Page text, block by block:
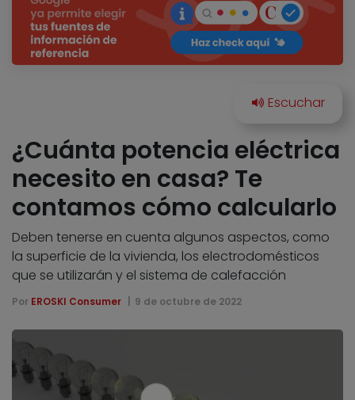
¿Cuánta potencia eléctrica
necesito en casa? Te
contamos cómo calcularlo
Deben tenerse en cuenta algunos aspectos, como
la superficie de la vivienda, los electrodomésticos
que se utilizarán y el sistema de calefacción
Por EROSKI Consumer 9 de octubre de 2022